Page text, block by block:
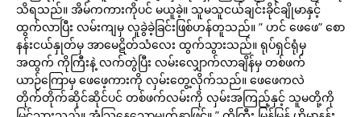
သိရသည်။ အိမ်ကကားကိုပင် မယူခဲ့။ သူမသူငယ်ချင်းခိုင်ချိုမာနှင့်
ထွက်လာပြီး လမ်းကျမှ လူခွဲခဲ့ခြင်းဖြစ်ဟန်တူသည်။ ” ဟင် ဖေဖေ” စော
နန်းငယ်နှုတ်မှ အာမေဋိတ်သံလေး ထွက်သွားသည်။ ရုပ်ရှင်ရုံမှ
အထွက် ကိုကြီးနဲ့ လက်တွဲပြီး လမ်းလျှောက်လာချိန်မှ တစ်ဖက်
ယာဉ်ကြောမှ ဖေဖေ့ကားကို လှမ်းတွေ့လိုက်သည်။ ဖေဖေကလဲ
တိုက်တိုက်ဆိုင်ဆိုင်ပင် တစ်ဖက်လမ်းကို လှမ်းအကြည့်နှင့် သူမတို့ကို